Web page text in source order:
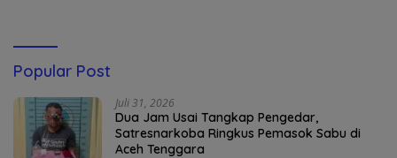
Popular Post
Juli 31, 2026
Dua Jam Usai Tangkap Pengedar,
Satresnarkoba Ringkus Pemasok Sabu di
Aceh Tenggara